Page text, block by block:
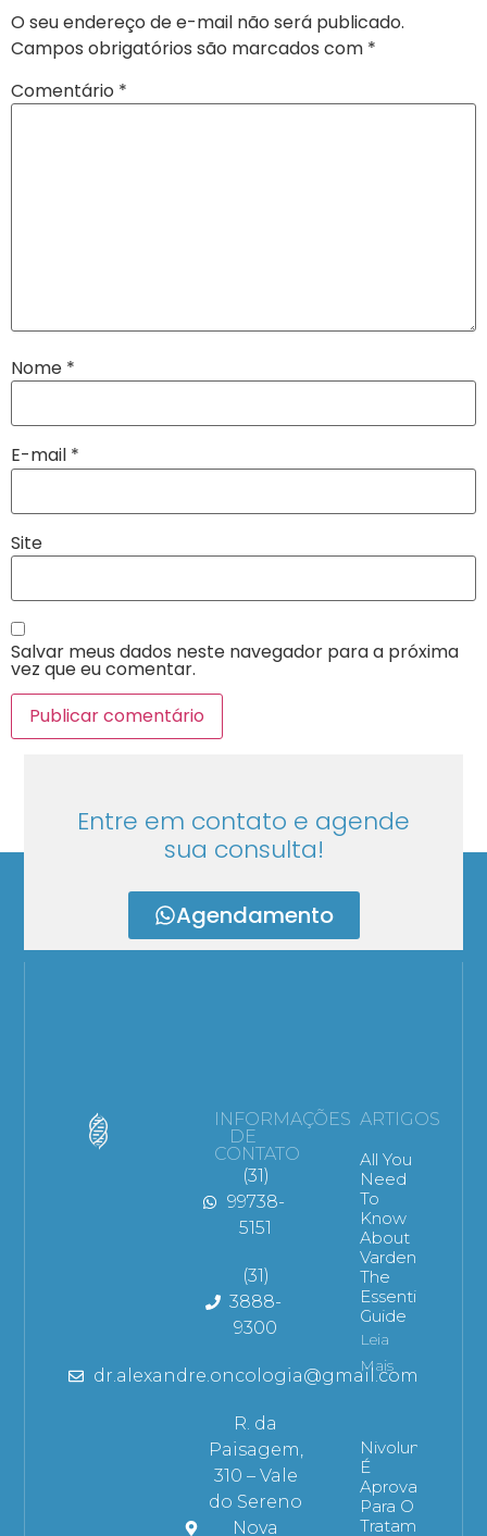
O seu endereço de e-mail não será publicado.
Campos obrigatórios são marcados com *
Comentário *
Nome *
E-mail *
Site
Salvar meus dados neste navegador para a próxima
vez que eu comentar.
Entre em contato e agende
sua consulta!
Agendamento
INFORMAÇÕES
DE
CONTATO
(31)
99738-
5151
(31)
3888-
9300
dr.alexandre.oncologia@gmail.com
R. da
Paisagem,
310 – Vale
do Sereno
Nova
ARTIGOS
All You
Need
To
Know
About
Vardenafil:
The
Essential
Guide
Leia
Mais
Nivolumabe
É
Aprovado
Para O
Tratamento